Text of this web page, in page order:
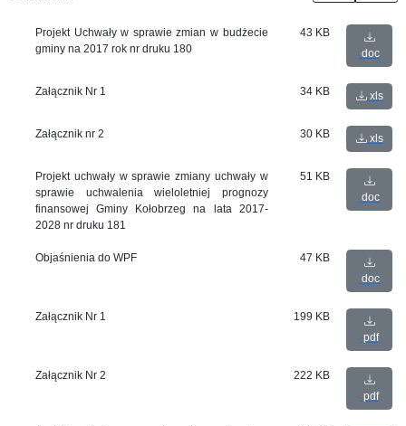
Projekt Uchwały w sprawie zmian w budżecie
gminy na 2017 rok nr druku 180
43 KB
doc
Załącznik Nr 1 34 KB xls
Załącznik nr 2 30 KB xls
Projekt uchwały w sprawie zmiany uchwały w
sprawie uchwalenia wieloletniej prognozy
finansowej Gminy Kołobrzeg na lata 2017-
2028 nr druku 181
51 KB
doc
Objaśnienia do WPF
47 KB
doc
Załącznik Nr 1
199 KB
pdf
Załącznik Nr 2
222 KB
pdf